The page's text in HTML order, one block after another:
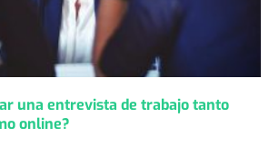
una entrevista de trabajo tanto
online?